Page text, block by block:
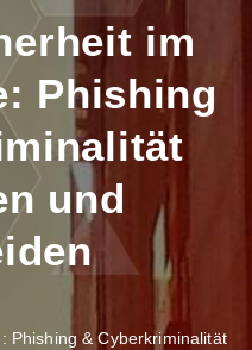
im
Phishing
und
Phishing & Cyberkriminalität